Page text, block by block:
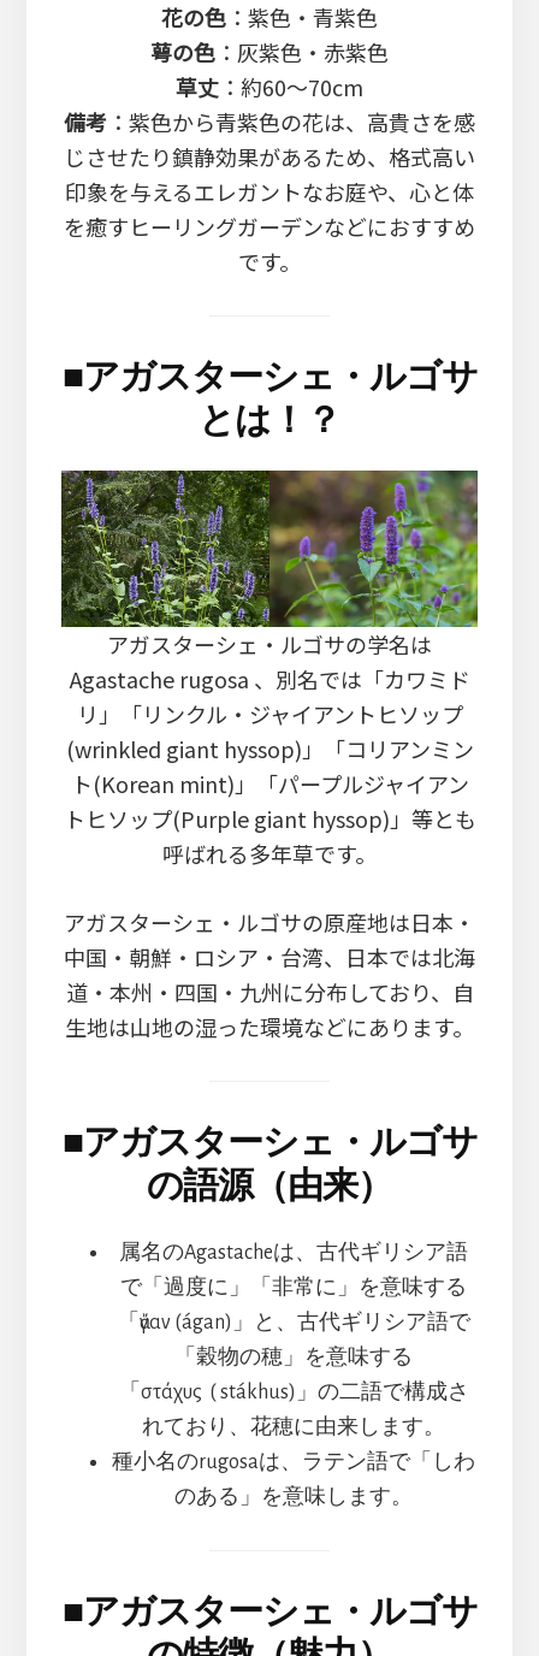
花の色 ：紫色・青紫色
萼の色 ：灰紫色・赤紫色
草丈 ：約60～70cm
備考 ：紫色から青紫色の花は、高貴さを感
じさせたり鎮静効果があるため、格式高い
印象を与えるエレガントなお庭や、心と体
を癒すヒーリングガーデンなどにおすすめ
です。
■アガスターシェ・ルゴサ
とは！？
アガスターシェ・ルゴサの学名は
Agastache rugosa 、別名では「カワミド
リ」「リンクル・ジャイアントヒソップ
(wrinkled giant hyssop)」「コリアンミン
ト(Korean mint)」「パープルジャイアン
トヒソップ(Purple giant hyssop)」等とも
呼ばれる多年草です。
アガスターシェ・ルゴサの原産地は日本・
中国・朝鮮・ロシア・台湾、日本では北海
道・本州・四国・九州に分布しており、自
生地は山地の湿った環境などにあります。
■アガスターシェ・ルゴサ
の語源（由来）
属名のAgastacheは、古代ギリシア語
で「過度に」「非常に」を意味する
「ἄγαν (ágan)」と、古代ギリシア語で
「穀物の穂」を意味する
「στάχυς ( stákhus)」の二語で構成さ
れており、花穂に由来します。
種小名のrugosaは、ラテン語で「しわ
のある」を意味します。
■アガスターシェ・ルゴサ